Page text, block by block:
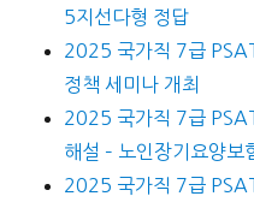
5지선다형 정답
2025 국가직 7급
정책 세미나 개최
2025 국가직 7급
해설 – 노인장기요양보
2025 국가직 7급